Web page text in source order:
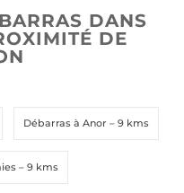
DANS
DE
Débarras à Anor – 9 kms
– 9 kms